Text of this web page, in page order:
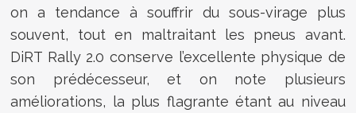
on a tendance à souffrir du sous-virage plus
souvent, tout en maltraitant les pneus avant.
DiRT Rally 2.0 conserve l’excellente physique de
son prédécesseur, et on note plusieurs
améliorations, la plus flagrante étant au niveau